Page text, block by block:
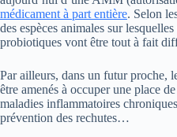
médicament à part entière. Selon
des espèces animales sur
probiotiques vont être tout à fait
Par ailleurs, dans un futur proche,
être amenés à occuper une place
maladies inflammatoires
prévention des rechutes…